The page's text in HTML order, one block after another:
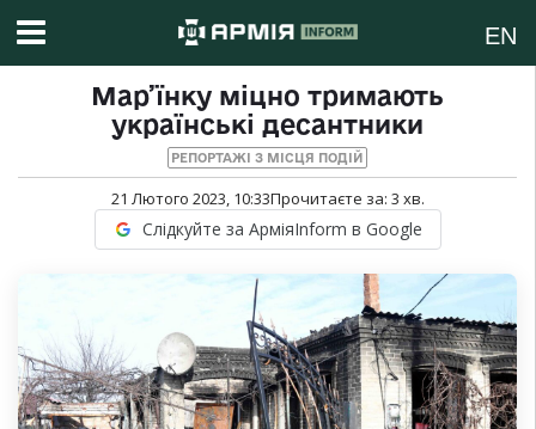
EN
Мар’їнку міцно тримають
українські десантники
РЕПОРТАЖІ З МІСЦЯ ПОДІЙ
21 Лютого 2023, 10:33Прочитаєте за: 3 хв.
Слідкуйте за АрміяInform в Google